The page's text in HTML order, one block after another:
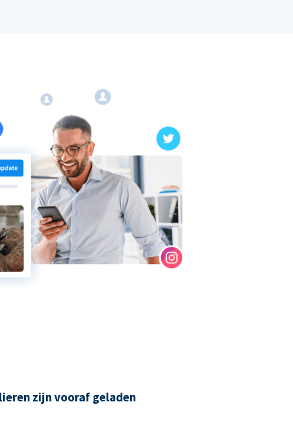
zijn vooraf geladen